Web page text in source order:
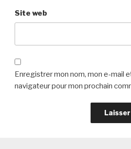
Site web
Enregistrer mon nom, mon e-mail
navigateur pour mon prochain